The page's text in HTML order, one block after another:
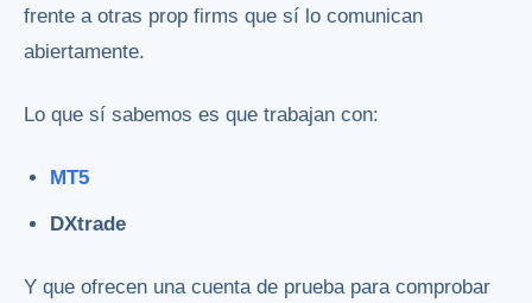
frente a otras prop firms que sí lo comunican
abiertamente.
Lo que sí sabemos es que trabajan con:
MT5
DXtrade
Y que ofrecen una cuenta de prueba para comprobar